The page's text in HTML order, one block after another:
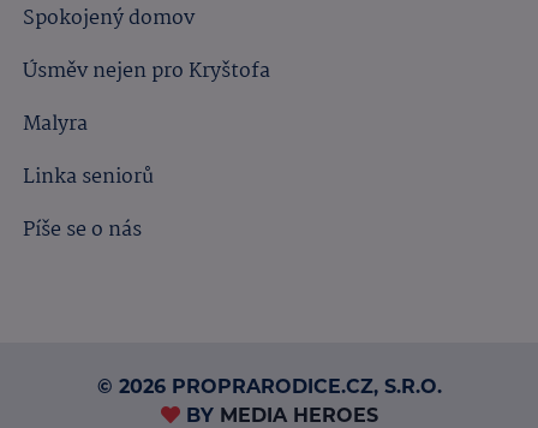
Spokojený domov
Úsměv nejen pro Kryštofa
Malyra
Linka seniorů
Píše se o nás
© 2026 PROPRARODICE.CZ, S.R.O.
BY MEDIA HEROES